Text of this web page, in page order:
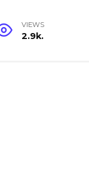
VIEWS
2.9k.